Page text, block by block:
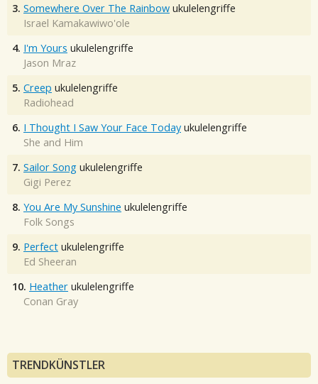
3. Somewhere Over The Rainbow ukulelengriffe
Israel Kamakawiwo'ole
4. I'm Yours ukulelengriffe
Jason Mraz
5. Creep ukulelengriffe
Radiohead
6. I Thought I Saw Your Face Today ukulelengriffe
She and Him
7. Sailor Song ukulelengriffe
Gigi Perez
8. You Are My Sunshine ukulelengriffe
Folk Songs
9. Perfect ukulelengriffe
Ed Sheeran
10. Heather ukulelengriffe
Conan Gray
TRENDKÜNSTLER